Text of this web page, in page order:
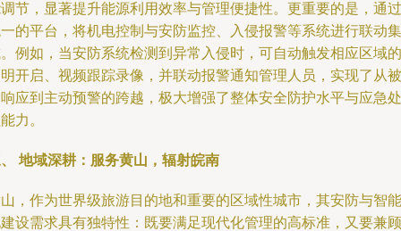
节，显著提升能源利用效率与管理便捷性。更重要的是，通过
的平台，将机电控制与安防监控、入侵报警等系统进行联动集
例如，当安防系统检测到异常入侵时，可自动触发相应区域的
开启、视频跟踪录像，并联动报警通知管理人员，实现了从被
应到主动预警的跨越，极大增强了整体安全防护水平与应急处
力。
地域深耕：服务黄山，辐射皖南
，作为世界级旅游目的地和重要的区域性城市，其安防与智能
设需求具有独特性：既要满足现代化管理的高标准，又要兼顾